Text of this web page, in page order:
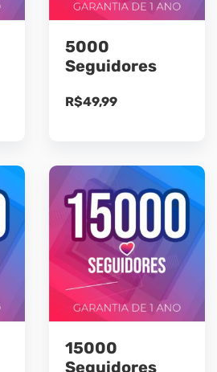
5000
Seguidores
R$49,99
15000
Seguidores